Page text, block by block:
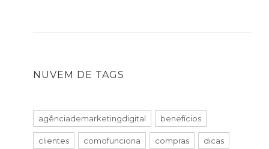
NUVEM DE TAGS
agênciademarketingdigital benefícios
clientes comofunciona compras dicas